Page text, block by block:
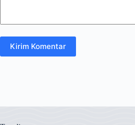
Kirim Komentar